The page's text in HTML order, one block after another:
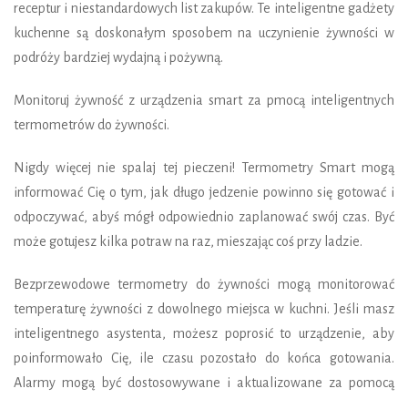
receptur i niestandardowych list zakupów. Te inteligentne gadżety
kuchenne są doskonałym sposobem na uczynienie żywności w
podróży bardziej wydajną i pożywną.
Monitoruj żywność z urządzenia smart za pmocą inteligentnych
termometrów do żywności.
Nigdy więcej nie spalaj tej pieczeni! Termometry Smart mogą
informować Cię o tym, jak długo jedzenie powinno się gotować i
odpoczywać, abyś mógł odpowiednio zaplanować swój czas. Być
może gotujesz kilka potraw na raz, mieszając coś przy ladzie.
Bezprzewodowe termometry do żywności mogą monitorować
temperaturę żywności z dowolnego miejsca w kuchni. Jeśli masz
inteligentnego asystenta, możesz poprosić to urządzenie, aby
poinformowało Cię, ile czasu pozostało do końca gotowania.
Alarmy mogą być dostosowywane i aktualizowane za pomocą